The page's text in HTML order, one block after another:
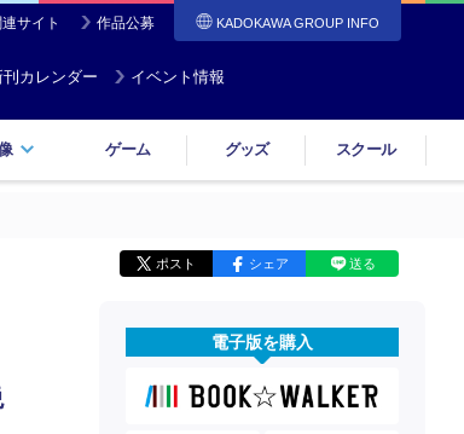
連サイト 作品公募 KADOKAWA GROUP INFO
刊カレンダー イベント情報
ゲーム グッズ スクール
ポスト シェア 送る
電子版を購入